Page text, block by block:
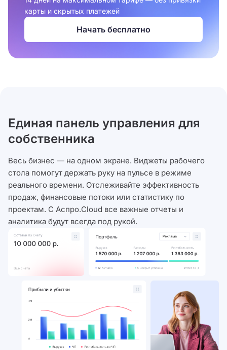
карты и скрытых платежей
Начать бесплатно
Единая панель управления для
собственника
Весь бизнес — на одном экране. Виджеты рабочего
стола помогут держать руку на пульсе в режиме
реального времени. Отслеживайте эффективность
продаж, финансовые потоки или статистику по
проектам. С Аспро.Cloud все важные отчеты и
аналитика будут всегда под рукой.